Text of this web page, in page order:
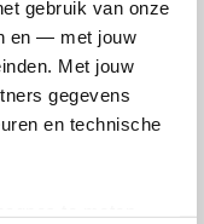
gebruik van onze
en — met jouw
Met jouw
gegevens
en technische